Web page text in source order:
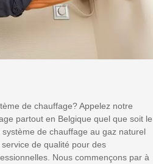
de chauffage? Appelez notre
partout en Belgique quel que soit le
de chauffage au gaz naturel
de qualité pour des
Nous commençons par à